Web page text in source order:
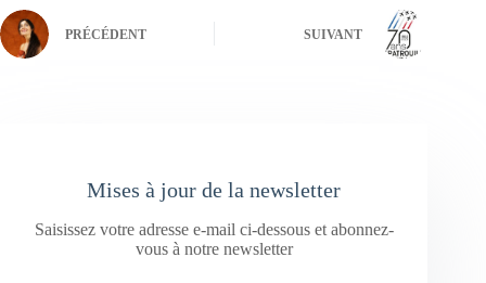
PRÉCÉDENT SUIVANT
Mises à jour de la newsletter
Saisissez votre adresse e-mail ci-dessous et abonnez-
vous à notre newsletter